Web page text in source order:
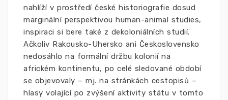
nahlíží v prostředí české historiografie dosud
marginální perspektivou human-animal studies,
inspiraci si bere také z dekoloniálních studií.
Ačkoliv Rakousko-Uhersko ani Československo
nedosáhlo na formální držbu kolonií na
africkém kontinentu, po celé sledované období
se objevovaly – mj. na stránkách cestopisů –
hlasy volající po zvýšení aktivity státu v tomto